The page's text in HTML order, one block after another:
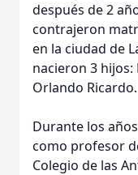
después de 2
contrajeron
en la ciudad de
nacieron 3 hijos:
Orlando Ricardo.
Durante los
como profesor
Colegio de las